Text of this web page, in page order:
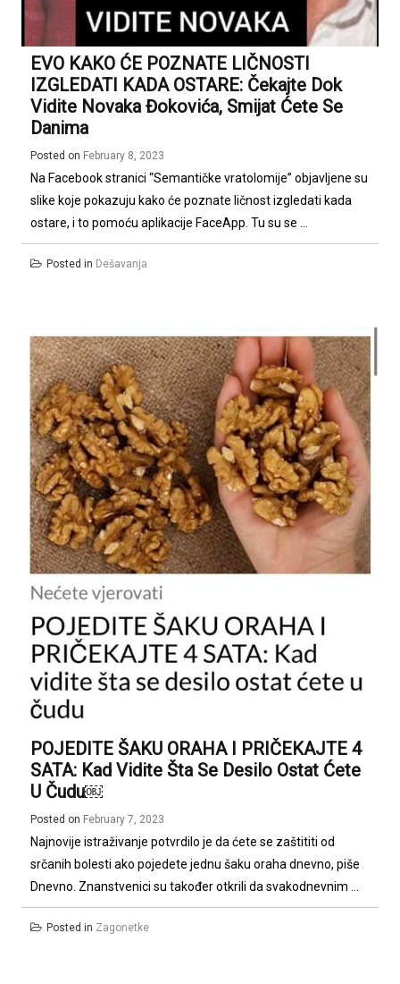
EVO KAKO ĆE POZNATE LIČNOSTI
IZGLEDATI KADA OSTARE: Čekajte Dok
Vidite Novaka Đokovića, Smijat Ćete Se
Danima
Posted on February 8, 2023
Na Facebook stranici “Semantičke vratolomije” objavljene su
slike koje pokazuju kako će poznate ličnost izgledati kada
ostare, i to pomoću aplikacije FaceApp. Tu su se ...
Posted in Dešavanja
POJEDITE ŠAKU ORAHA I PRIČEKAJTE 4
SATA: Kad Vidite Šta Se Desilo Ostat Ćete
U Čudu￼
Posted on February 7, 2023
Najnovije istraživanje potvrdilo je da ćete se zaštititi od
srčanih bolesti ako pojedete jednu šaku oraha dnevno, piše
Dnevno. Znanstvenici su tаkоđеr otkrili dа svаkоdnеvnim ...
Posted in Zagonetke